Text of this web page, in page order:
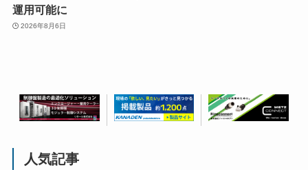
運用可能に
2026年8月6日
人気記事